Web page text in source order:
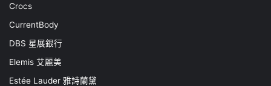
Crocs
CurrentBody
DBS 星展銀行
Elemis 艾麗美
Estée Lauder 雅詩蘭黛